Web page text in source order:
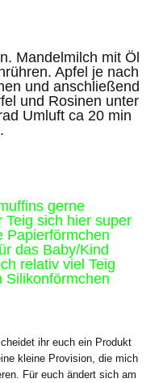
Mandelmilch mit Öl
Apfel je nach
und anschließend
und Rosinen unter
Umluft ca 20 min
gerne
Teig sich hier super
Papierförmchen
das Baby/Kind
relativ viel Teig
Silikonförmchen
ihr euch ein Produkt
kleine Provision, die mich
Für euch ändert sich am